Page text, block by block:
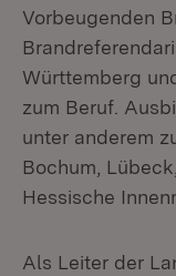
Vorbeugenden
Württemberg
zum Beruf.
unter anderem
Bochum,
Hessische
Als Leiter der